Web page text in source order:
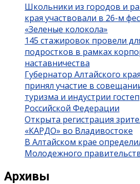
Школьники из городов и
края участвовали в 26-м
«Зеленые колокола»
145 стажировок провели
подростков в рамках
наставничества
Губернатор Алтайского
принял участие в
туризма и индустрии
Российской Федерации
Открыта регистрация
«КАРДО» во Владивостоке
В Алтайском крае
Молодежного
Архивы